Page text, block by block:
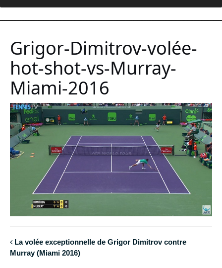
content
Grigor-Dimitrov-volée-
hot-shot-vs-Murray-
Miami-2016
La volée exceptionnelle de Grigor Dimitrov contre
Murray (Miami 2016)